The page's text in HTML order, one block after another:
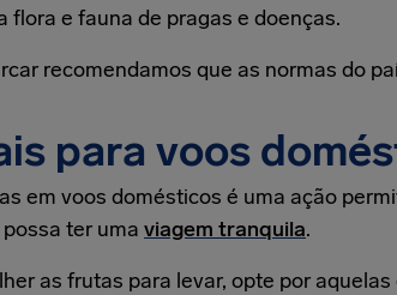
flora e fauna de pragas e doenças.
recomendamos que as normas do
para voos
em voos domésticos é uma ação
ter uma viagem tranquila.
as frutas para levar, opte por